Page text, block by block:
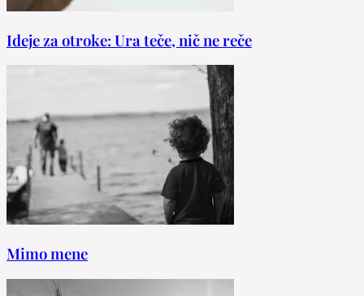
Ideje za otroke: Ura teče, nič ne reče
Mimo mene